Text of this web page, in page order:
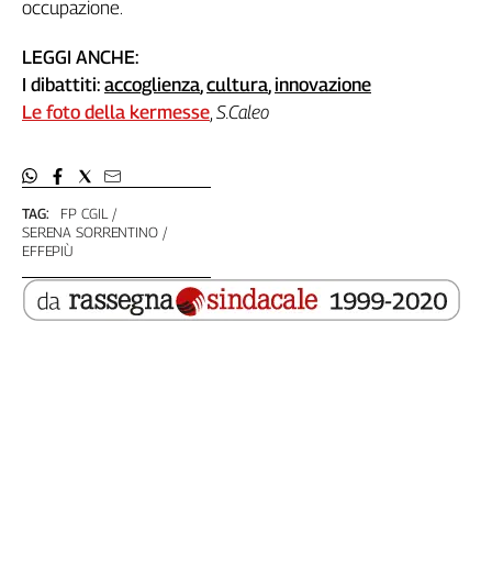
TAG:
FP CGIL
SERENA SORRENTINO
EFFEPIÙ
occupazione.
LEGGI ANCHE:
I dibattiti: accoglienza,cultura,innovazione
Le foto della kermesse, S.Caleo